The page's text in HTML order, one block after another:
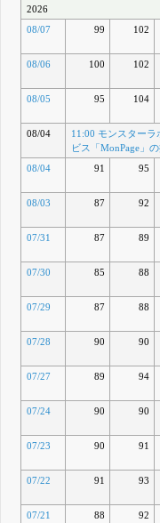
2026
08/07
99 102
08/06 100 102
08/05 95 104
08/04
11:00 モンスター
ビス「MonPage」
08/04
91 95
08/03
87 92
07/31
87 89
07/30
85 88
07/29
87 88
07/28
90 90
07/27
89 94
07/24
90 90
07/23
90 91
07/22
91 93
07/21
88 92